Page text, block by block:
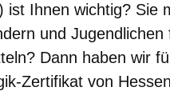
ist Ihnen wichtig? Sie
und Jugendlichen
Dann haben wir
Zertifikat von